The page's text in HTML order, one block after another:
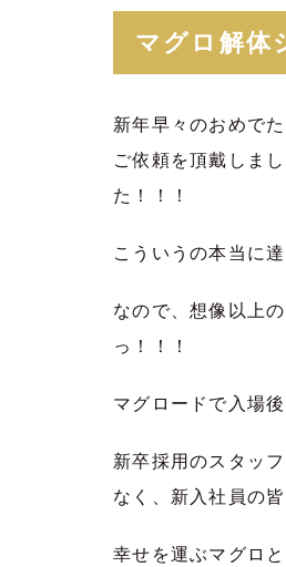
マグロ解体
新年早々のおめで
ご依頼を頂戴しま
た！！！
こういうの本当に
なので、想像以上
っ！！！
マグロードで入場
新卒採用のスタッ
なく、新入社員の
幸せを運ぶマグロ